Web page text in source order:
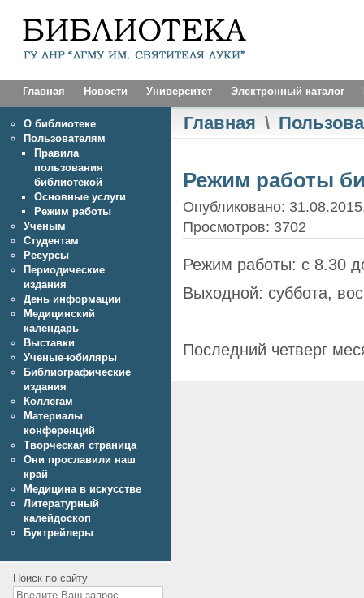
Главная Новости Университет Электронный каталог
Главная \
Режим работы
Опубликовано:
Просмотров: 3702
Режим работы: с 8.30
Выходной: суббота,
Последний четверг
О библиотеке
Пользователям
Правила
пользования
библиотекой
Основные услуги
Режим работы
Ученым
Студентам
Ресурсы
Периодические
издания
День информации
Медицинский
календарь
Выставки
Ученые-юбиляры
Библиографические
издания
Коллегам
Материалы
конференций
Творческая страница
Они прославили наш
край
Медицина в искусстве
Литературный
калейдоскоп
Буктрейлеры
Поиск по сайту